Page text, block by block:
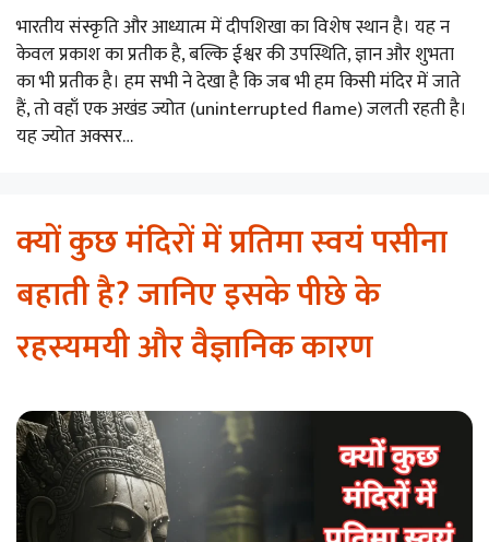
भारतीय संस्कृति और आध्यात्म में दीपशिखा का विशेष स्थान है। यह न
केवल प्रकाश का प्रतीक है, बल्कि ईश्वर की उपस्थिति, ज्ञान और शुभता
का भी प्रतीक है। हम सभी ने देखा है कि जब भी हम किसी मंदिर में जाते
हैं, तो वहाँ एक अखंड ज्योत (uninterrupted flame) जलती रहती है।
यह ज्योत अक्सर…
क्यों कुछ मंदिरों में प्रतिमा स्वयं पसीना
बहाती है? जानिए इसके पीछे के
रहस्यमयी और वैज्ञानिक कारण